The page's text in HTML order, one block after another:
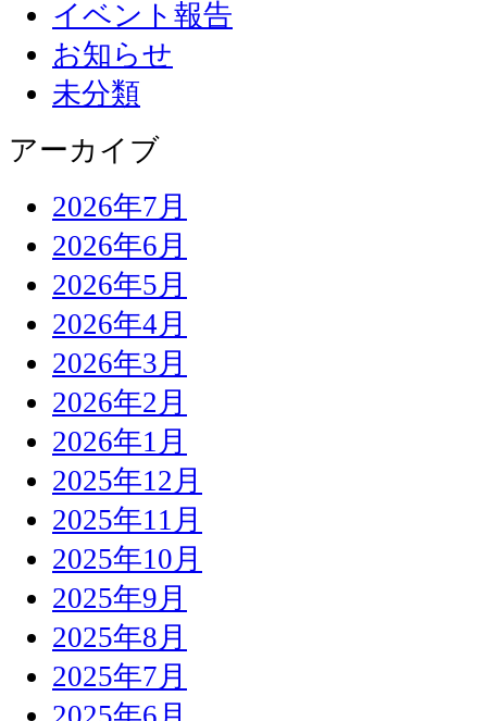
イベント報告
お知らせ
未分類
アーカイブ
2026年7月
2026年6月
2026年5月
2026年4月
2026年3月
2026年2月
2026年1月
2025年12月
2025年11月
2025年10月
2025年9月
2025年8月
2025年7月